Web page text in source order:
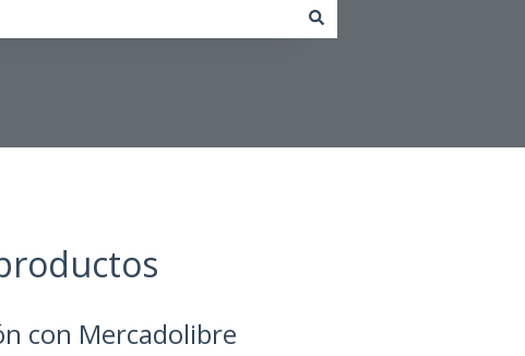
con Mercadolibre